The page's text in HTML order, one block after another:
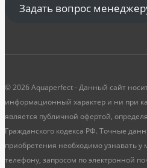
Задать вопрос
© 2026 Aquaperfect - Данный сайт
информационный характер и ни при
является публичной офертой,
Гражданского кодекса РФ. Точные
приобретения необходимо узнавать
телефону, запросом по электронной